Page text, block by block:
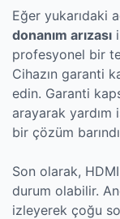
Eğer yukarıdaki
donanım arızası
profesyonel bir
Cihazın garanti
edin. Garanti
arayarak yardım
bir çözüm
Son olarak, HDMI
durum olabilir.
izleyerek çoğu